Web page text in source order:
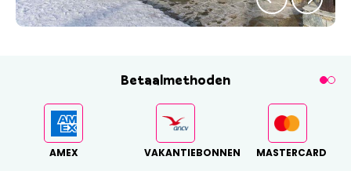
Betaalmethoden
AMEX VAKANTIEBONNEN MASTERCARD